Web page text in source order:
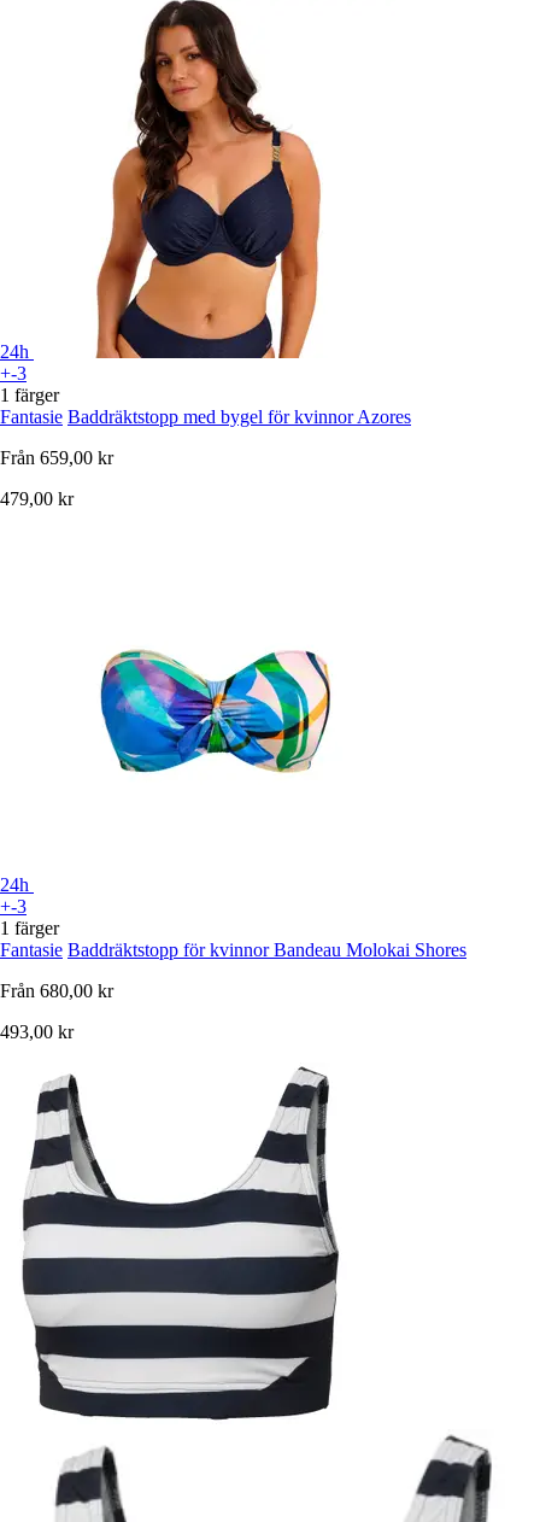
24h
+-3
1 färger
Fantasie Baddräktstopp med bygel för kvinnor Azores
Från 659,00 kr
479,00 kr
24h
+-3
1 färger
Fantasie Baddräktstopp för kvinnor Bandeau Molokai Shores
Från 680,00 kr
493,00 kr